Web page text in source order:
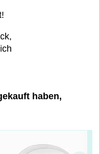
haben,